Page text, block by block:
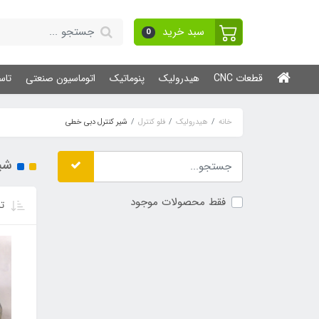
سبد خرید 0
قطعات CNC هیدرولیک پنوماتیک اتوماسیون صنعتی
خانه هیدرولیک فلو کنترل شیر کنترل دبی خطی
فقط محصولات موجود